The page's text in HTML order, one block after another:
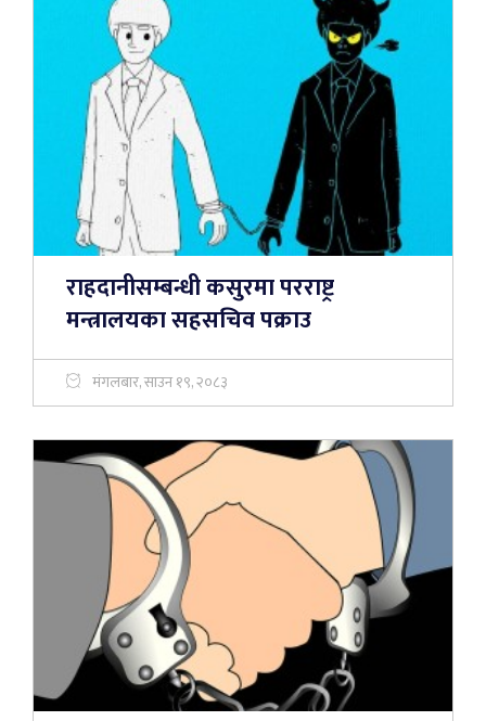
राहदानीसम्बन्धी कसुरमा परराष्ट्र
मन्त्रालयका सहसचिव पक्राउ
मंगलबार, साउन १९, २०८३